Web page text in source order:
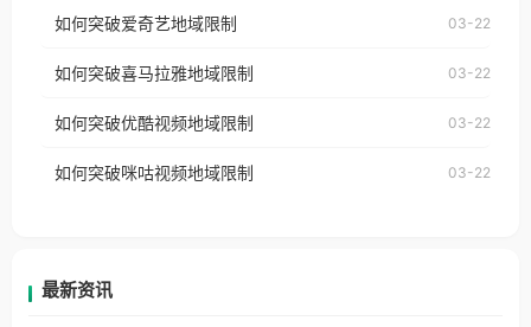
使用番茄回国加速器，即可解决「海外用户收听腾讯
台湾、美国、加拿大、澳大利亚、欧洲等国家和地区
权限制所困扰。
播放”的提示语。 海外用户如香港、澳门、台湾、美
国、加拿大、澳大利亚、欧洲等国家和地区时，网易
制问题，且仅能在中国大陆地区播放。 遇到这个问题
户收听网易云音乐地区版权限制」的问题，无论人在
如何突破爱奇艺地域限制 03-22
如何突破喜马拉雅地域限制 03-22
如何突破优酷视频地域限制 03-22
如何突破咪咕视频地域限制 03-22
最新资讯